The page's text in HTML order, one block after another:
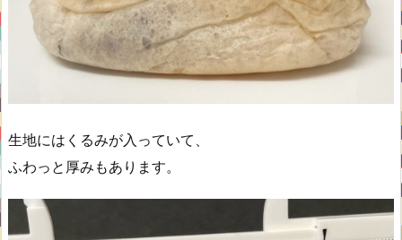
生地にはくるみが入っていて、
ふわっと厚みもあります。